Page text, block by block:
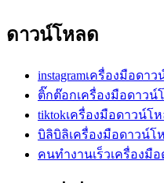
ดาวน์โหลด
instagramเครื่องมือดา
ติ๊กต๊อกเครื่องมือดาวน์
tiktokเครื่องมือดาวน์โ
บิลิบิลิเครื่องมือดาวน์โ
คนทำงานเร็วเครื่องมื